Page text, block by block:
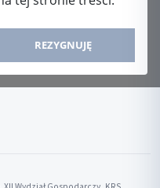
REZYGNUJĘ